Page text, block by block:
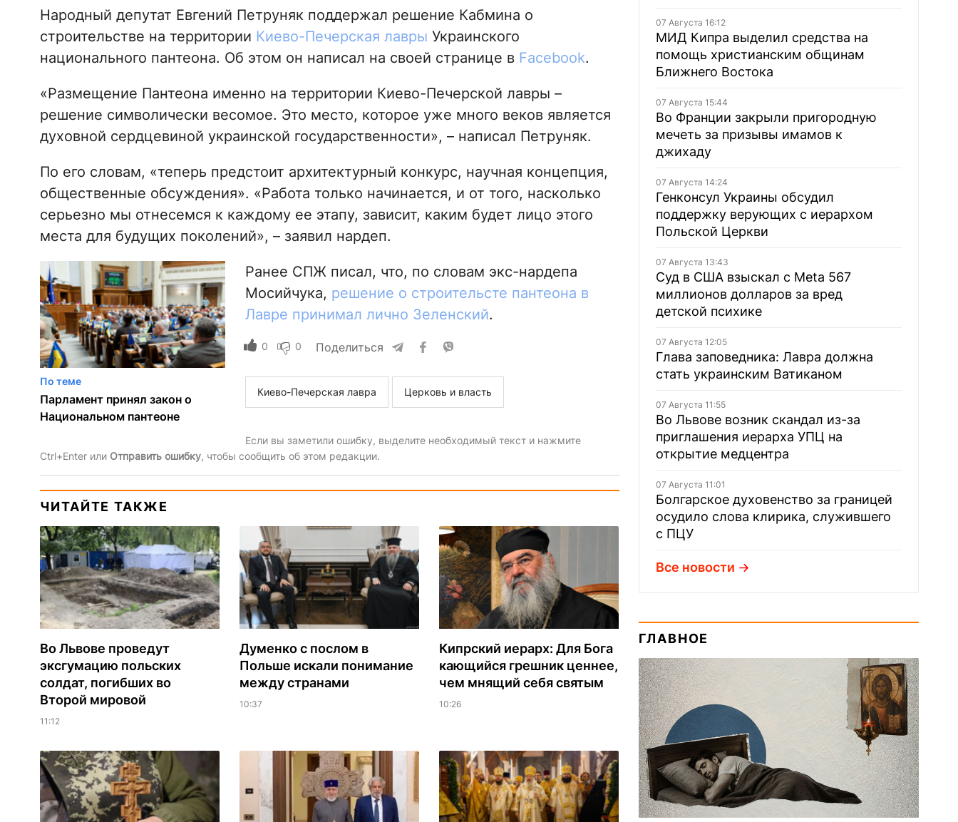
Народный депутат Евгений Петруняк поддержал решение Кабмина о
строительстве на территории Киево-Печерская лавры Украинского
национального пантеона. Об этом он написал на своей странице в Facebook.
«Размещение Пантеона именно на территории Киево-Печерской лавры –
решение символически весомое. Это место, которое уже много веков является
духовной сердцевиной украинской государственности», – написал Петруняк.
По его словам, «теперь предстоит архитектурный конкурс, научная концепция,
общественные обсуждения». «Работа только начинается, и от того, насколько
серьезно мы отнесемся к каждому ее этапу, зависит, каким будет лицо этого
места для будущих поколений», – заявил нардеп.
По теме
Парламент принял закон о
Национальном пантеоне
Ранее СПЖ писал, что, по словам экс-нардепа
Мосийчука, решение о строительсте пантеона в
Лавре принимал лично Зеленский.
0 0 Поделиться
Киево-Печерская лавра Церковь и власть
Если вы заметили ошибку, выделите необходимый текст и нажмите
Ctrl+Enter или Отправить ошибку, чтобы сообщить об этом редакции.
ЧИТАЙТЕ ТАКЖЕ
Во Львове проведут
эксгумацию польских
солдат, погибших во
Второй мировой
11:12
Думенко с послом в
Польше искали понимание
между странами
10:37
Кипрский иерарх: Для Бога
кающийся грешник ценнее,
чем мнящий себя святым
10:26
07 Августа 16:12
МИД Кипра выделил средства на
помощь христианским общинам
Ближнего Востока
07 Августа 15:44
Во Франции закрыли пригородную
мечеть за призывы имамов к
джихаду
07 Августа 14:24
Генконсул Украины обсудил
поддержку верующих с иерархом
Польской Церкви
07 Августа 13:43
Суд в США взыскал с Meta 567
миллионов долларов за вред
детской психике
07 Августа 12:05
Глава заповедника: Лавра должна
стать украинским Ватиканом
07 Августа 11:55
Во Львове возник скандал из-за
приглашения иерарха УПЦ на
открытие медцентра
07 Августа 11:01
Болгарское духовенство за границей
осудило слова клирика, служившего
с ПЦУ
Все новости
ГЛАВНОЕ